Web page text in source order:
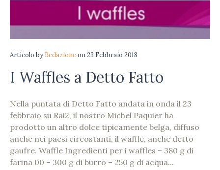
Articolo by Redazioneon23 Febbraio 2018
I Waffles a Detto Fatto
Nella puntata di Detto Fatto andata in onda il 23
febbraio su Rai2, il nostro Michel Paquier ha
prodotto un altro dolce tipicamente belga, diffuso
anche nei paesi circostanti, il waffle, anche detto
gaufre. Waffle Ingredienti per i waffles – 380 g di
farina 00 – 300 g di burro – 250 g di acqua...